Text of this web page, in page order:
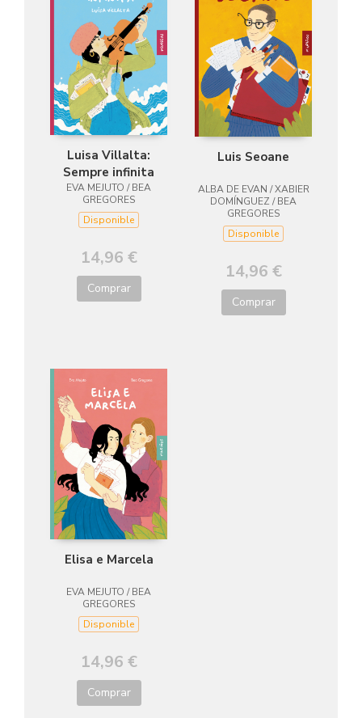
Luisa Villalta:
Sempre infinita
EVA MEJUTO / BEA
GREGORES
Disponible
14,96 €
Comprar
Luis Seoane
ALBA DE EVAN / XABIER
DOMÍNGUEZ / BEA
GREGORES
Disponible
14,96 €
Comprar
Elisa e Marcela
EVA MEJUTO / BEA
GREGORES
Disponible
14,96 €
Comprar